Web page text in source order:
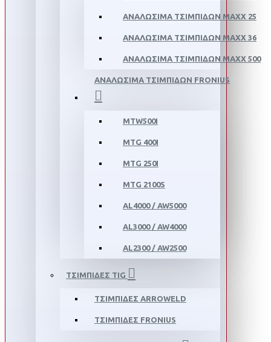
ΑΝΑΛΩΣΙΜΑ ΤΣΙΜΠΙΔΩΝ MAXX 25
ΑΝΑΛΩΣΙΜΑ ΤΣΙΜΠΙΔΩΝ ΜΑΧΧ 36
ΑΝΑΛΩΣΙΜΑ ΤΣΙΜΠΙΔΩΝ MAXX 500
ΑΝΑΛΩΣΙΜΑ ΤΣΙΜΠΙΔΩΝ FRONIUS
MTW500I
MTG 400I
MTG 250I
MTG 2100S
AL4000 / AW5000
AL3000 / AW4000
AL2300 / AW2500
ΤΣΙΜΠΙΔΕΣ TIG
ΤΣΙΜΠΙΔΕΣ ARROWELD
ΤΣΙΜΠΙΔΕΣ FRONIUS